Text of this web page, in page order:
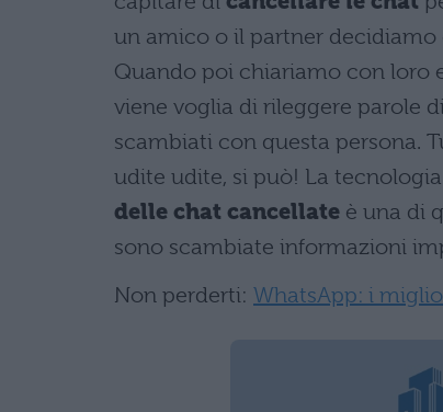
un amico o il partner
Quando poi chiariamo con loro
viene voglia di rileggere parole
scambiati con questa persona.
udite udite, si può! La
delle chat cancellate è una di
sono scambiate informazioni
Non perderti: WhatsApp: i